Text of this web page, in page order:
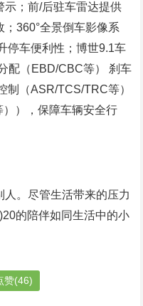
示；前/后驻车雷达提供
360°全景倒车影像系
停车便利性；博世9.1车
配（EBD/CBC等） 刹车
制（ASR/TCS/TRC等）
），保障车辆安全行
。尽管生活带来的压力
的陪伴如同生活中的小
赞(46)